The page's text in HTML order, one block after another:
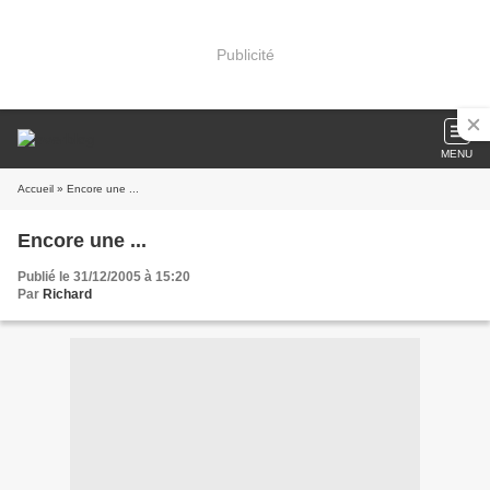
Publicité
MENU
Accueil » Encore une ...
Encore une ...
Publié le 31/12/2005 à 15:20
Par Richard